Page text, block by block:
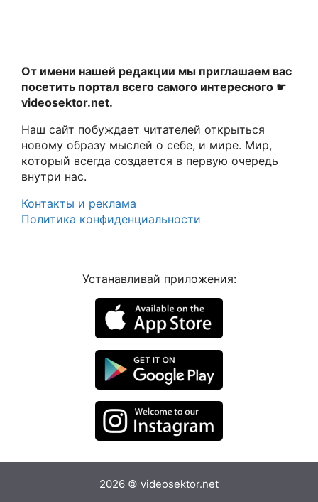
От имени нашей редакции мы приглашаем вас
посетить портал всего самого интересного ☛
videosektor.net.
Наш сайт побуждает читателей открыться
новому образу мыслей о себе, и мире. Мир,
который всегда создается в первую очередь
внутри нас.
Контакты и реклама
Политика конфиденциальности
Устанавливай приложения:
2026 © videosektor.net